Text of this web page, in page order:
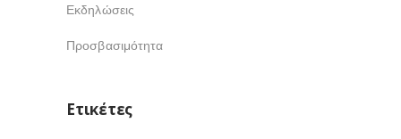
Εκδηλώσεις
Προσβασιμότητα
Ετικέτες